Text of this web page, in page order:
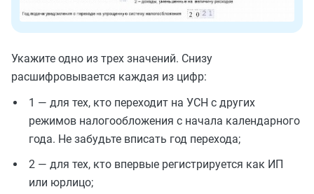
Укажите одно из трех значений. Снизу
расшифровывается каждая из цифр:
1 — для тех, кто переходит на УСН с других
режимов налогообложения с начала календарного
года. Не забудьте вписать год перехода;
2 — для тех, кто впервые регистрируется как ИП
или юрлицо;